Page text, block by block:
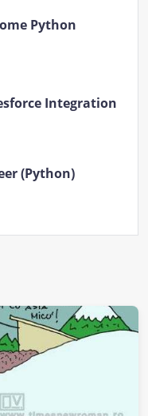
Python
Integration
(Python)